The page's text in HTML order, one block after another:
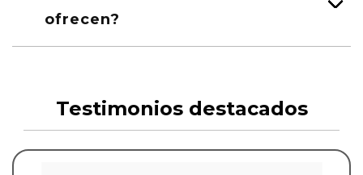
ofrecen?
Testimonios destacados